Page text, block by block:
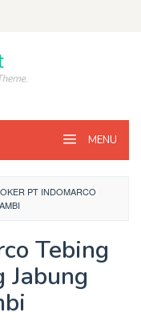
MENU
PT INDOMARCO
Tebing
Jabung